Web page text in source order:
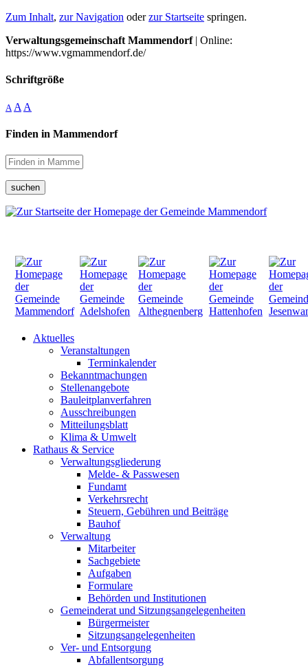
Zum Inhalt, zur Navigation oderzur Startseite springen.
Verwaltungsgemeinschaft Mammendorf| Online:
https://www.vgmammendorf.de/
Schriftgröße
A A A
Finden in Mammendorf
suchen
Aktuelles
Veranstaltungen
Terminkalender
Bekanntmachungen
Stellenangebote
Bauleitplanverfahren
Ausschreibungen
Mitteilungsblatt
Klima & Umwelt
Rathaus & Service
Verwaltungsgliederung
Melde- & Passwesen
Fundamt
Verkehrsrecht
Steuern, Gebühren und Beiträge
Bauhof
Verwaltung
Mitarbeiter
Sachgebiete
Aufgaben
Formulare
Behörden und Institutionen
Gemeinderat und Sitzungsangelegenheiten
Bürgermeister
Sitzungsangelegenheiten
Ver- und Entsorgung
Abfallentsorgung